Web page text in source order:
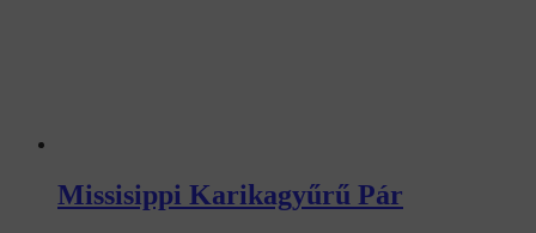
Missisippi Karikagyűrű Pár